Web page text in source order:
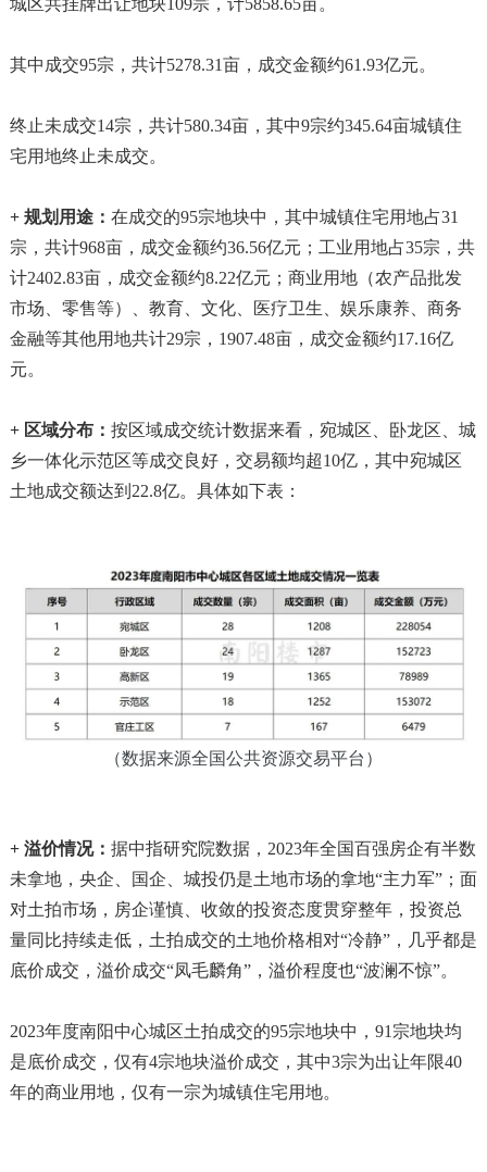
其中成交95宗，共计5278.31亩，成交金额约61.93亿元。
终止未成交14宗，共计580.34亩，其中9宗约345.64亩城镇住
宅用地终止未成交。
+ 规划用途： 在成交的95宗地块中，其中城镇住宅用地占31
宗，共计968亩，成交金额约36.56亿元；工业用地占35宗，共
计2402.83亩，成交金额约8.22亿元；商业用地（农产品批发
市场、零售等）、教育、文化、医疗卫生、娱乐康养、商务
金融等其他用地共计29宗，1907.48亩，成交金额约17.16亿
元。
+ 区域分布： 按区域成交统计数据来看，宛城区、卧龙区、城
乡一体化示范区等成交良好，交易额均超10亿，其中宛城区
土地成交额达到22.8亿。具体如下表：
（数据来源全国公共资源交易平台）
+ 溢价情况： 据中指研究院数据，2023年全国百强房企有半数
未拿地，央企、国企、城投仍是土地市场的拿地“主力军”；面
对土拍市场，房企谨慎、收敛的投资态度贯穿整年，投资总
量同比持续走低，土拍成交的土地价格相对“冷静”，几乎都是
底价成交，溢价成交“凤毛麟角”，溢价程度也“波澜不惊”。
2023年度南阳中心城区土拍成交的95宗地块中，91宗地块均
是底价成交，仅有4宗地块溢价成交，其中3宗为出让年限40
年的商业用地，仅有一宗为城镇住宅用地。